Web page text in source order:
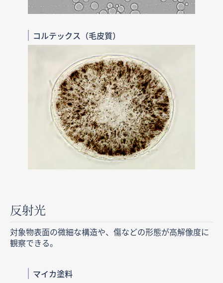
コルテックス（毛皮質）
反射光
対象物表面の微細な構造や、傷などの形態が高解像度に
観察できる。
マイカ塗料